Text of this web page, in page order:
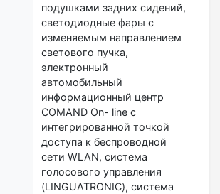
подушками задних сидений,
светодиодные фары с
изменяемым направлением
светового пучка,
электронный
автомобильный
информационный центр
COMAND On- line с
интегрированной точкой
доступа к беспроводной
сети WLAN, система
голосового управления
(LINGUATRONIC), система